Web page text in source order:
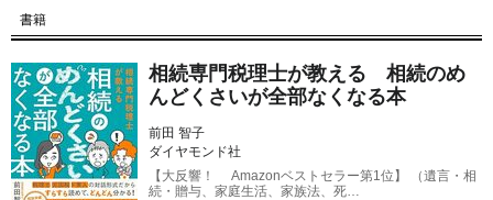
書籍
相続専門税理士が教える 相続のめ
んどくさいが全部なくなる本
前田 智子
ダイヤモンド社
【大反響！ Amazonベストセラー第1位】 （遺言・相
続・贈与、家庭生活、家族法、死…